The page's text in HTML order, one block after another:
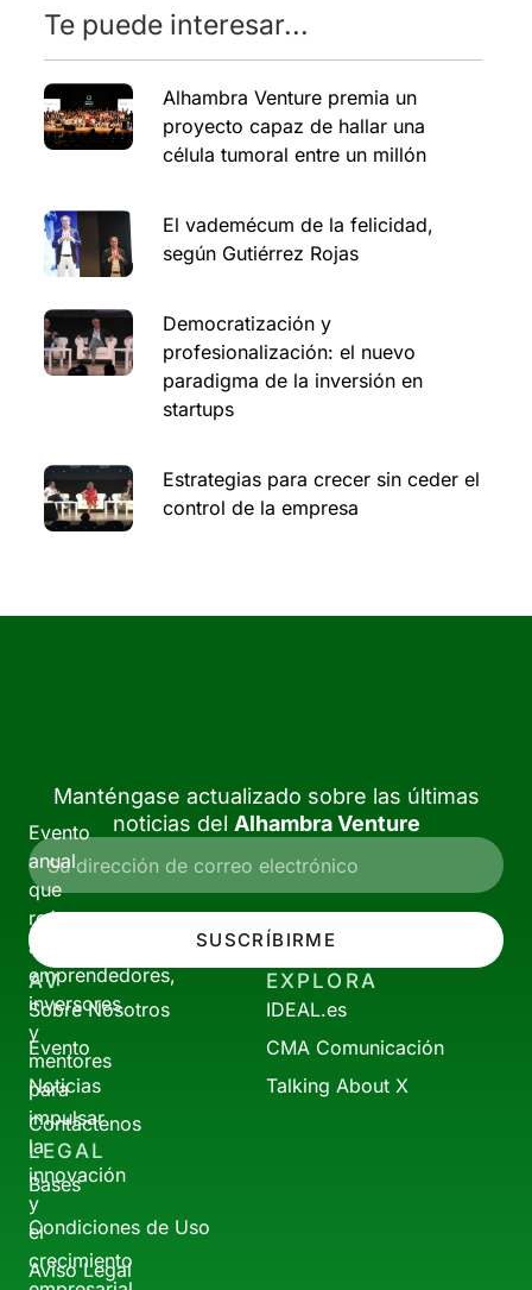
Te puede interesar...
Alhambra Venture premia un
proyecto capaz de hallar una
célula tumoral entre un millón
El vademécum de la felicidad,
según Gutiérrez Rojas
Democratización y
profesionalización: el nuevo
paradigma de la inversión en
startups
Estrategias para crecer sin ceder el
control de la empresa
Evento
anual
que
reúne
a
emprendedores,
inversores
y
mentores
para
impulsar
la
innovación
y
el
crecimiento
Manténgase actualizado sobre las últimas
noticias del Alhambra Venture
SUSCRÍBIRME
AV
Sobre Nosotros
Evento
Noticias
Contáctenos
EXPLORA
IDEAL.es
CMA Comunicación
Talking About X
LEGAL
Bases
Condiciones de Uso
Aviso Legal